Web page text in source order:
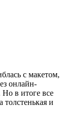
с макетом,
онлайн-
Но в итоге все
толстенькая и